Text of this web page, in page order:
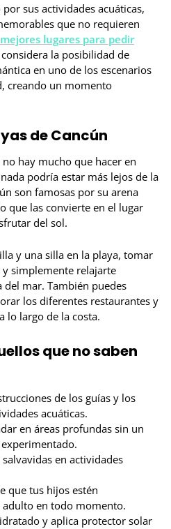
sus actividades acuáticas,
que no requieren
lugares para pedir
considera la posibilidad de
en uno de los escenarios
creando un momento
de Cancún
hay mucho que hacer en
podría estar más lejos de la
son famosas por su arena
que las convierte en el lugar
del sol.
y una silla en la playa, tomar
simplemente relajarte
mar. También puedes
los diferentes restaurantes y
lo largo de la costa.
que no saben
de los guías y los
acuáticas.
en áreas profundas sin un
en actividades
que tus hijos estén
en todo momento.
y aplica protector solar